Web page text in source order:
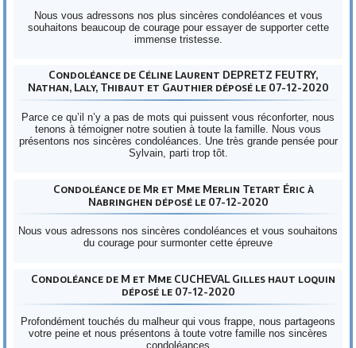
Nous vous adressons nos plus sincères condoléances et vous
souhaitons beaucoup de courage pour essayer de supporter cette
immense tristesse.
Condoléance de Céline Laurent DEPRETZ FEUTRY,
Nathan, Laly, Thibaut et Gauthier déposé le 07-12-2020
Parce ce qu’il n’y a pas de mots qui puissent vous réconforter, nous
tenons à témoigner notre soutien à toute la famille. Nous vous
présentons nos sincères condoléances. Une très grande pensée pour
Sylvain, parti trop tôt.
Condoléance de Mr et Mme Merlin Tetart Éric à
Nabringhen déposé le 07-12-2020
Nous vous adressons nos sincères condoléances et vous souhaitons
du courage pour surmonter cette épreuve
Condoléance de M et Mme CUCHEVAL Gilles haut loquin
déposé le 07-12-2020
Profondément touchés du malheur qui vous frappe, nous partageons
votre peine et nous présentons à toute votre famille nos sincères
condoléances